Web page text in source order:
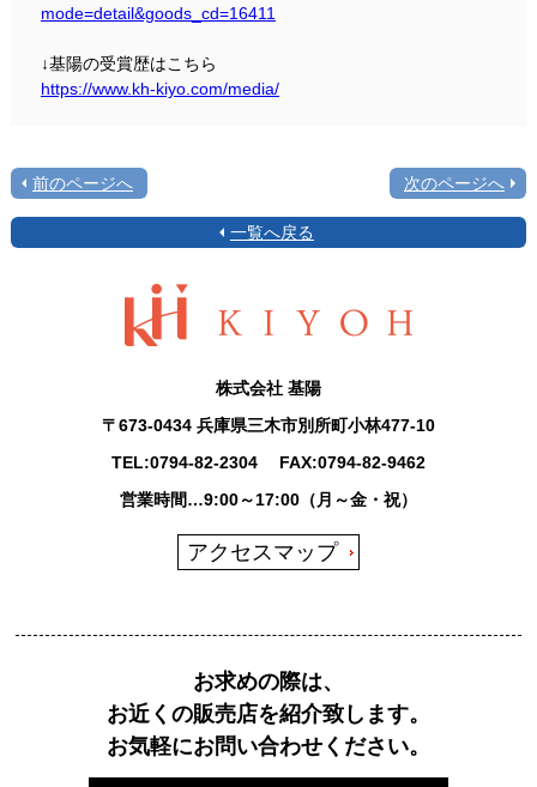
mode=detail&goods_cd=16411
↓基陽の受賞歴はこちら
https://www.kh-kiyo.com/media/
前のページへ 次のページへ
一覧へ戻る
株式会社 基陽
〒673-0434 兵庫県三木市別所町小林477-10
TEL:0794-82-2304FAX:0794-82-9462
営業時間…9:00～17:00（月～金・祝）
アクセスマップ
お求めの際は、
お近くの販売店を紹介致します。
お気軽にお問い合わせください。